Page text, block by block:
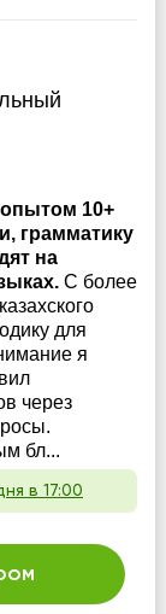
опытом 10+
грамматику
на
С более
для
я
через
бл...
в 17:00